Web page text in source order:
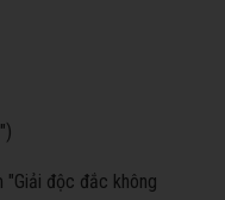
"Giải độc đắc không